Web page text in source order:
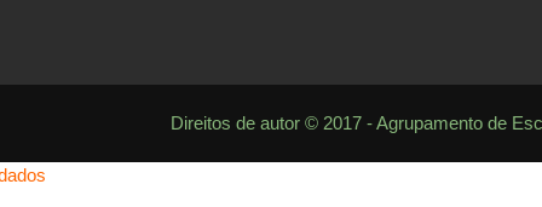
Direitos de autor © 2017 - Agrupamento de